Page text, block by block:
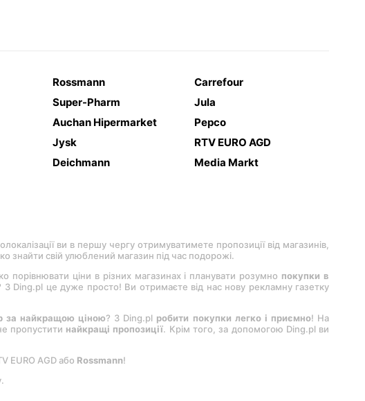
Rossmann
Carrefour
Super-Pharm
Jula
Auchan Hipermarket
Pepco
Jysk
RTV EURO AGD
Deichmann Media Markt
ви в першу чергу отримуватимете пропозиції від магазинів,
знайти свій улюблений магазин під час подорожі.
порівнювати ціни в різних магазинах і планувати розумно покупки в
З Ding.pl це дуже просто! Ви отримаєте від нас нову рекламну газетку
за найкращою ціною? З Ding.pl робити покупки легко і приємно! На
пропустити найкращі пропозиції. Крім того, за допомогою Ding.pl ви
EURO AGD або Rossmann!